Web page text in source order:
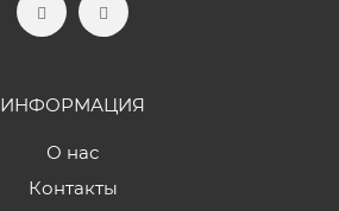
ИНФОРМАЦИЯ
О нас
Контакты